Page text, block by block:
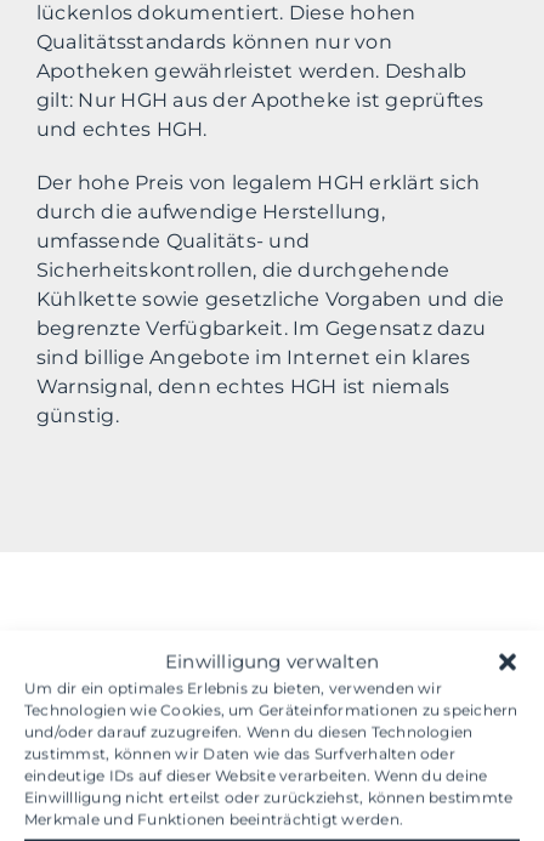
Einwilligung verwalten
Um dir ein optimales Erlebnis zu bieten, verwenden wir
Technologien wie Cookies, um Geräteinformationen zu speichern
und/oder darauf zuzugreifen. Wenn du diesen Technologien
zustimmst, können wir Daten wie das Surfverhalten oder
eindeutige IDs auf dieser Website verarbeiten. Wenn du deine
Einwillligung nicht erteilst oder zurückziehst, können bestimmte
Merkmale und Funktionen beeinträchtigt werden.
lückenlos dokumentiert. Diese hohen
Qualitätsstandards können nur von
Apotheken gewährleistet werden. Deshalb
gilt: Nur HGH aus der Apotheke ist geprüftes
und echtes HGH.
Der hohe Preis von legalem HGH erklärt sich
durch die aufwendige Herstellung,
umfassende Qualitäts- und
Sicherheitskontrollen, die durchgehende
Kühlkette sowie gesetzliche Vorgaben und die
begrenzte Verfügbarkeit. Im Gegensatz dazu
sind billige Angebote im Internet ein klares
Warnsignal, denn echtes HGH ist niemals
günstig.
HGH kaufen - was kostet die
Therapie?
Die Kosten für echtes HGH liegen im Schnitt
ab 14 Euro pro Spritze (0,2 mg). Da für eine
wirksame Therapie in der Regel mindestens